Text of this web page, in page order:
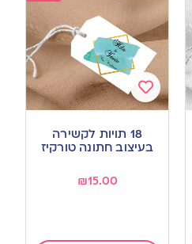
Add
to
wishlist
18 תויות לקשירה
בעיצוב חתונה טורקיז
₪15.00